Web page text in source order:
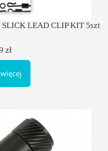
SLICK LEAD CLIP KIT 5szt
zł